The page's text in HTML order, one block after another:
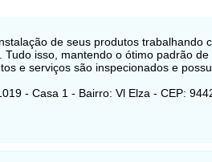
de seus produtos trabalhando
isso, mantendo o ótimo padrão de
e serviços são inspecionados e
- Casa 1 - Bairro: Vl Elza - CEP: